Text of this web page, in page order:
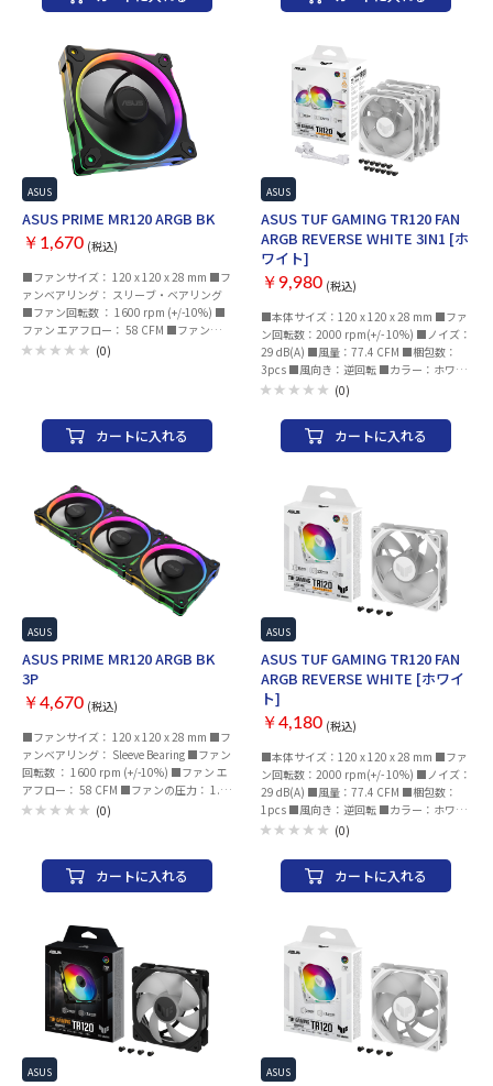
MTBF：30,000時間 （25℃の環境で検
ァンカバー ・1×接続用配線 ・4×ファン
マウントスクリュ ・1×ユーザーマニュア
ル 注意事項：※本製品は3台連結して使用
する想定のため、付属のネジは4本のみと
なります
MTBF：30,000時間 （25℃の環境で検
ァンカバー ・1×接続用配線 ・4×ファン
マウントスクリュ ・1×ユーザーマニュア
ル 注意事項：※本製品は3台連結して使用
する想定のため、付属のネジは4本のみと
なります
ASUS
ASUS PRIME MR120 ARGB BK
￥1,670 (税込)
■ファンサイズ： 120 x 120 x 28 mm ■フ
ァンベアリング： スリーブ・ベアリング
■ファン回転数 ： 1600 rpm (+/-10%) ■
ファン エアフロー： 58 CFM ■ファンの圧
力： 1.7 mm H2O ■ファン ノイズレベ
(0)
カートに入れる
ASUS
ASUS TUF GAMING TR120 FAN
ARGB REVERSE WHITE 3IN1 [ホ
ワイト]
￥9,980 (税込)
■本体サイズ：120 x 120 x 28 mm ■ファ
ン回転数：2000 rpm(+/- 10%) ■ノイズ：
29 dB(A) ■風量：77.4 CFM ■梱包数：
3pcs ■風向き：逆回転 ■カラー：ホワイ
ト
(0)
カートに入れる
ASUS
ASUS PRIME MR120 ARGB BK
3P
￥4,670 (税込)
■ファンサイズ： 120 x 120 x 28 mm ■フ
ァンベアリング： Sleeve Bearing ■ファン
回転数 ： 1600 rpm (+/-10%) ■ファン エ
アフロー： 58 CFM ■ファンの圧力： 1.7
mm H2O ■ファン ノイズレベル： 21
圧 ：
(0)
カートに入れる
ASUS
ASUS TUF GAMING TR120 FAN
ARGB REVERSE WHITE [ホワイ
ト]
￥4,180 (税込)
■本体サイズ：120 x 120 x 28 mm ■ファ
ン回転数：2000 rpm(+/- 10%) ■ノイズ：
29 dB(A) ■風量：77.4 CFM ■梱包数：
1pcs ■風向き：逆回転 ■カラー：ホワイ
ト
(0)
カートに入れる
ASUS ASUS